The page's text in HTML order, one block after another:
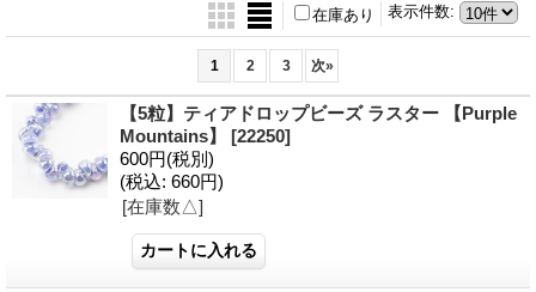
表示件数:
在庫あり
1 2 3 次»
【5粒】ティアドロップビーズ ラスター 【Purple
Mountains】 [22250]
600円(税別)
(税込: 660円)
[在庫数△]